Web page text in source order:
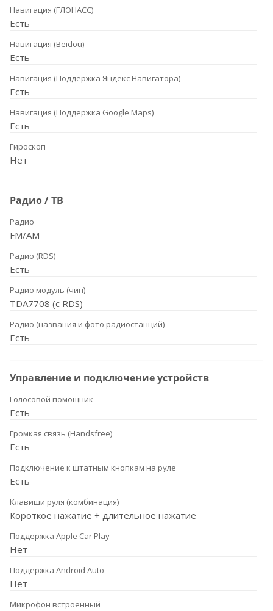
Навигация (ГЛОНАСС)
Есть
Навигация (Beidou)
Есть
Навигация (Поддержка Яндекс Навигатора)
Есть
Навигация (Поддержка Google Maps)
Есть
Гироскоп
Нет
Радио / ТВ
Радио
FM/AM
Радио (RDS)
Есть
Радио модуль (чип)
TDA7708 (с RDS)
Радио (названия и фото радиостанций)
Есть
Управление и подключение устройств
Голосовой помощник
Есть
Громкая связь (Handsfree)
Есть
Подключение к штатным кнопкам на руле
Есть
Клавиши руля (комбинация)
Короткое нажатие + длительное нажатие
Поддержка Apple Car Play
Нет
Поддержка Android Auto
Нет
Микрофон встроенный